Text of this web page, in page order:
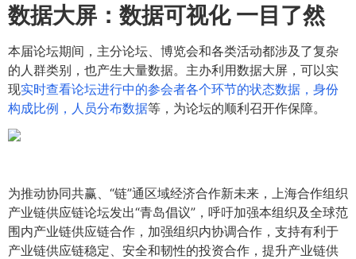
数据大屏： 数据可视化 一目了然
本届论坛期间，主分论坛、博览会和各类活动都涉及了复杂
的人群类别，也产生大量数据。主办利用数据大屏，可以实
现实时查看论坛进行中的参会者各个环节的状态数据，身份
构成比例，人员分布数据等，为论坛的顺利召开作保障。
为推动协同共赢、“链”通区域经济合作新未来，上海合作组织
产业链供应链论坛发出“青岛倡议”，呼吁加强本组织及全球范
围内产业链供应链合作，加强组织内协调合作，支持有利于
产业链供应链稳定、安全和韧性的投资合作，提升产业链供